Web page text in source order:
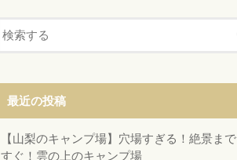
最近の投稿
【山梨のキャンプ場】穴場すぎる！絶景まで
すぐ！雲の上のキャンプ場